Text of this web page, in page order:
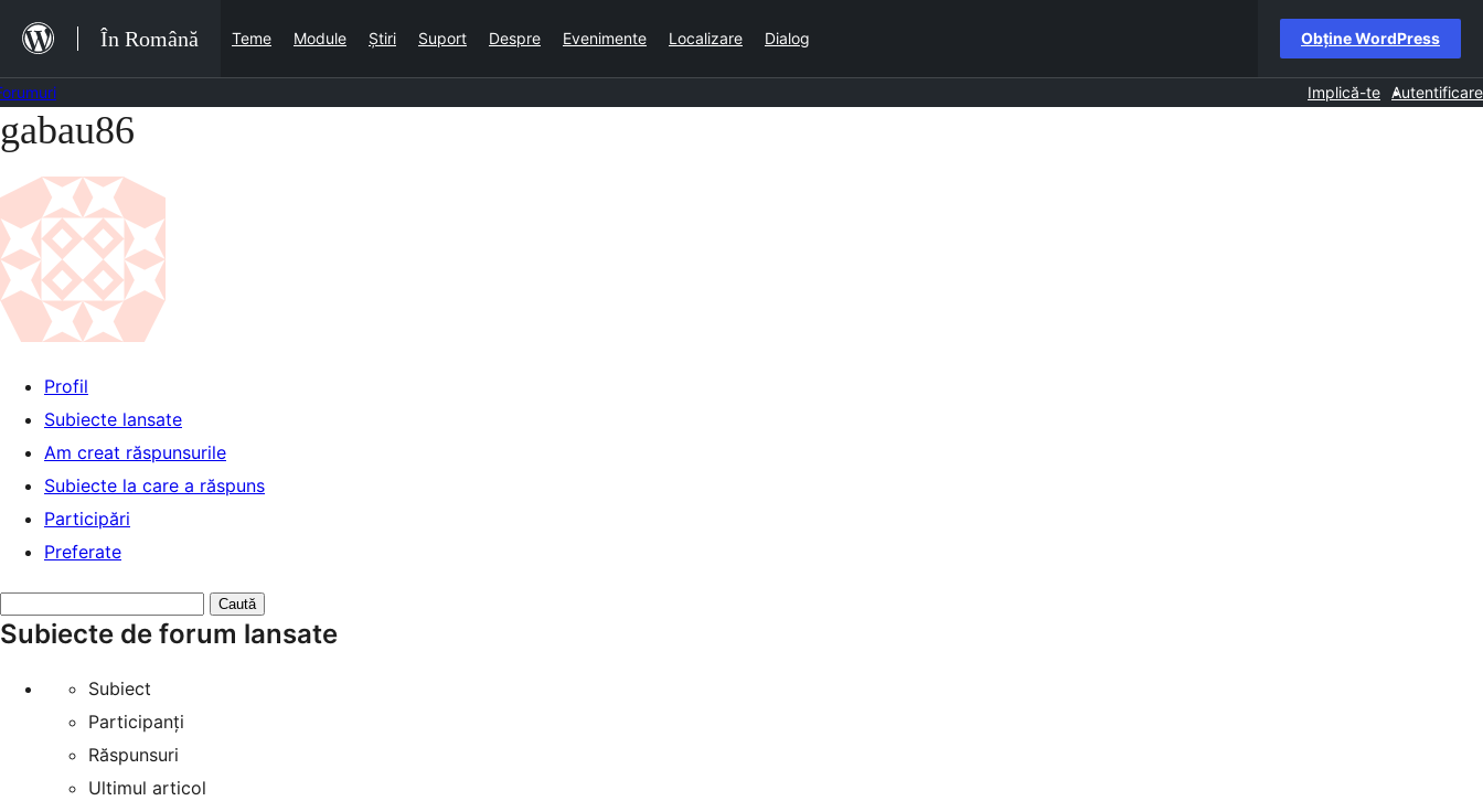
conținut
În Română Teme Module Știri Suport Despre Evenimente Localizare Dialog Obține WordPress
Implică-te Autentificare
Sari
la
conținut
gabau86
Profil
Subiecte lansate
Am creat răspunsurile
Subiecte la care a răspuns
Participări
Preferate
subiecte:
Subiecte de forum lansate
Subiect
Participanți
Răspunsuri
Ultimul articol